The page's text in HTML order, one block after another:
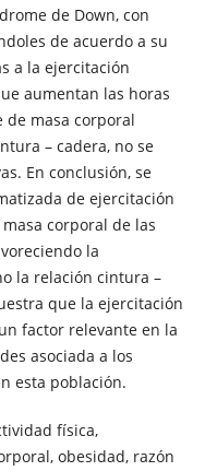
de Down, con
de acuerdo a su
a la ejercitación
aumentan las horas
masa corporal
– cadera, no se
En conclusión, se
de ejercitación
corporal de las
la
la relación cintura –
que la ejercitación
factor relevante en la
asociada a los
esta población.
física,
obesidad, razón